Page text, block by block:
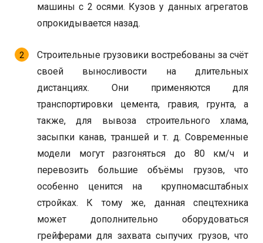
машины с 2 осями. Кузов у данных агрегатов
опрокидывается назад.
Строительные грузовики востребованы за счёт
своей выносливости на длительных
дистанциях. Они применяются для
транспортировки цемента, гравия, грунта, а
также, для вывоза строительного хлама,
засыпки канав, траншей и т. д. Современные
модели могут разгоняться до 80 км/ч и
перевозить большие объёмы грузов, что
особенно ценится на крупномасштабных
стройках. К тому же, данная спецтехника
может дополнительно оборудоваться
грейферами для захвата сыпучих грузов, что